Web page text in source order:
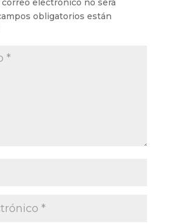
electrónico no será
obligatorios están